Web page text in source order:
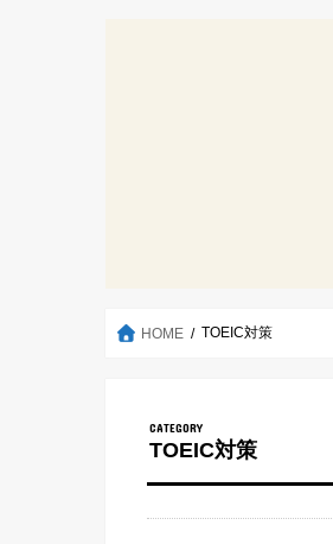
HOME TOEIC対策
TOEIC対策